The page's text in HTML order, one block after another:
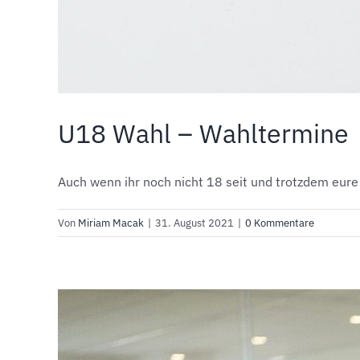
U18 Wahl – Wahltermine
Auch wenn ihr noch nicht 18 seit und trotzdem
Von Miriam Macak | 31. August 2021 | 0 Kommentare